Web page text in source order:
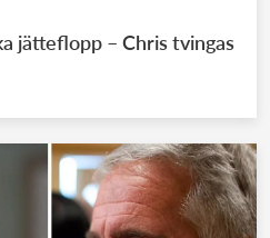
jätteflopp – Chris tvingas